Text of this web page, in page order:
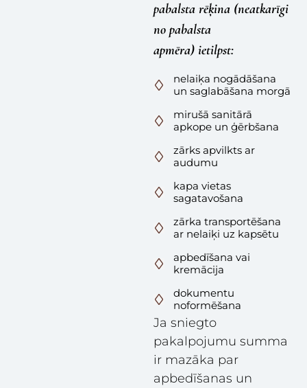
pabalsta rēķina (neatkarīgi
no pabalsta
apmēra) ietilpst:
nelaiķa nogādāšana
un saglabāšana morgā
mirušā sanitārā
apkope un ģērbšana
zārks apvilkts ar
audumu
kapa vietas
sagatavošana
zārka transportēšana
ar nelaiķi uz kapsētu
apbedīšana vai
kremācija
dokumentu
noformēšana
Ja sniegto
pakalpojumu summa
ir mazāka par
apbedīšanas un